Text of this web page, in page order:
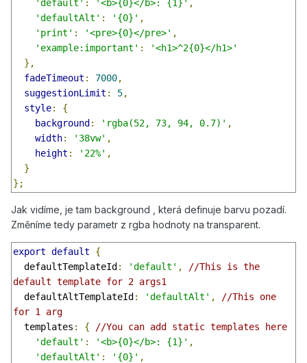
'default' : '<b>{0}</b>: {1}' ,
'defaultAlt' : '{0}' ,
'print' : '<pre>{0}</pre>' ,
'example:important' :
'<h1>^2{0}</h1>'
},
fadeTimeout : 7000,
suggestionLimit : 5,
style:
{
background : 'rgba(52, 73, 94, 0.7)' ,
width: '38vw' ,
height : '22%' ,
}
};
Jak vidíme, je tam background , která definuje barvu pozadí.
Změníme tedy parametr z rgba hodnoty na transparent.
export default
{
  defaultTemplateId
: 'default' ,
//This is the
default template for 2 args1
  defaultAltTemplateId
: 'defaultAlt' ,
//This one
for 1 arg
  templates
: {
//You can add static templates here
'default' : '<b>{0}</b>: {1}' ,
'defaultAlt' : '{0}' ,